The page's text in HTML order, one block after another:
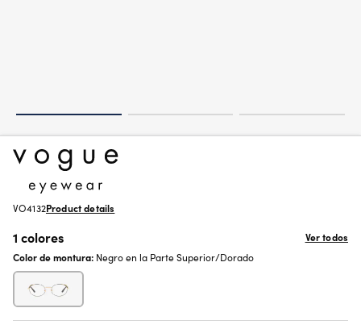
VO4132Product details
1 colores
Ver todos
Color de montura: Negro en la Parte Superior/Dorado